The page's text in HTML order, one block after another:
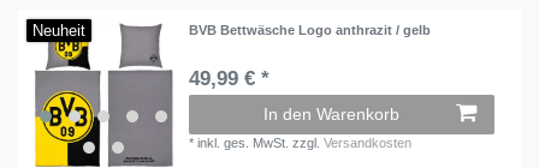
Neuheit BVB Bettwäsche Logo anthrazit / gelb
49,99 € *
In den Warenkorb
*inkl. ges. MwSt. zzgl.Versandkosten